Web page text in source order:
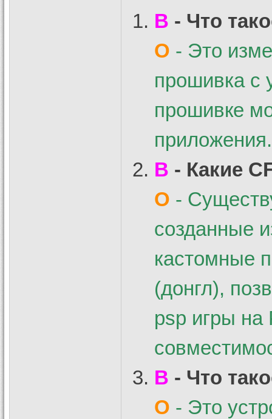
В - Что
О - Это
прошивка с
прошивке
приложения.
В - Какие
О -
созданные
кастомные
(донгл),
psp игры на
В - Что
О - Это